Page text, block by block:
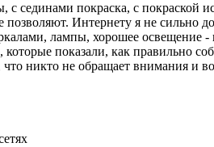
с сединами покраска, с
Интернету я не сильно
лампы, хорошее освещение -
которые показали, как правильно
никто не обращает внимания и